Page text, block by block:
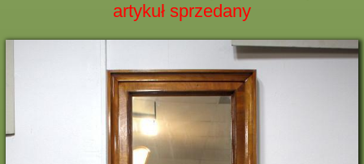
artykuł sprzedany